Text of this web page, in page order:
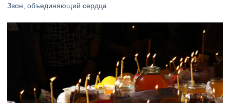
Звон, объединяющий сердца